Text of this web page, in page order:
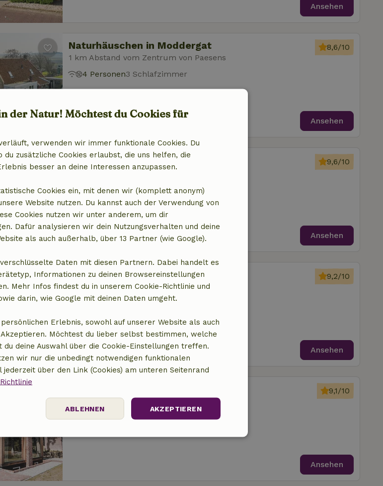
Ansehen
Naturhäuschen in Moddergat
1 km Abstand vom Zentrum von Paesens
8,6/10
4 Personen3 Schlafzimmer
Ansehen
Naturhäuschen in Ljussens
2 km Abstand vom Zentrum von Paesens
9,6/10
2 Personen
Ansehen
Naturhäuschen in Ljussens
2 km Abstand vom Zentrum von Paesens
9,2/10
2 Personen1 Schlafzimmer
Ansehen
2 km Abstand vom Zentrum von Paesens
9,1/10
4 Personen 3 Schlafzimmer
Ansehen
der Natur! Möchtest du Cookies für
verwenden wir immer funktionale Cookies. Du
zusätzliche Cookies erlaubst, die uns helfen, die
besser an deine Interessen anzupassen.
Cookies ein, mit denen wir (komplett anonym)
Website nutzen. Du kannst auch der Verwendung von
Cookies nutzen wir unter anderem, um dir
Dafür analysieren wir dein Nutzungsverhalten und deine
als auch außerhalb, über 13 Partner (wie Google).
Daten mit diesen Partnern. Dabei handelt es
Informationen zu deinen Browsereinstellungen
Mehr Infos findest du in unserem Cookie-Richtlinie und
darin, wie Google mit deinen Daten umgeht.
Erlebnis, sowohl auf unserer Website als auch
Möchtest du lieber selbst bestimmen, welche
du deine Auswahl über die Cookie-Einstellungen treffen.
wir nur die unbedingt notwendigen funktionalen
jederzeit über den Link (Cookies) am unteren Seitenrand
AKZEPTIEREN
ABLEHNEN
Targeting Funktionalität Unklassifizierte